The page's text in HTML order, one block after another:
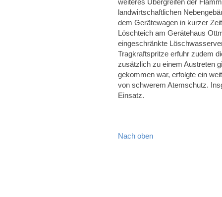
weiteres Übergreifen der
landwirtschaftlichen
dem Gerätewagen in kurzer
Löschteich am Gerätehaus
eingeschränkte
Tragkraftspritze erfuhr zudem
zusätzlich zu einem Austreten
gekommen war, erfolgte ein
von schwerem Atemschutz.
Einsatz.
Nach oben